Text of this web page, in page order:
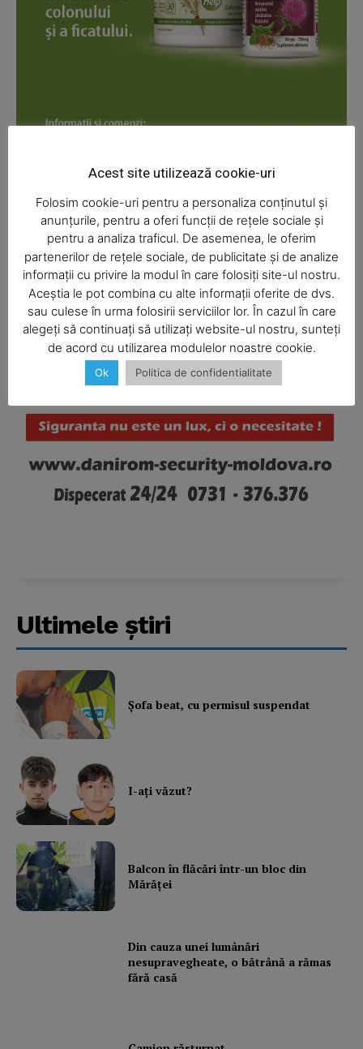
News Week
SUBSCRIBE NOW
Company
About
Contact us
Subscription Plans
My account
Ultimele ştiri
Şofa beat, cu permisul suspendat
I-aţi văzut?
Balcon în flăcări într-un bloc din
Mărăţei
Din cauza unei lumânări
nesupravegheate, o bătrână a rămas
fără casă
Acest site utilizează cookie-uri
Folosim cookie-uri pentru a personaliza conținutul și
anunțurile, pentru a oferi funcții de rețele sociale și
pentru a analiza traficul. De asemenea, le oferim
partenerilor de rețele sociale, de publicitate și de analize
informații cu privire la modul în care folosiți site-ul nostru.
Aceștia le pot combina cu alte informații oferite de dvs.
sau culese în urma folosirii serviciilor lor. În cazul în care
alegeți să continuați să utilizați website-ul nostru, sunteți
de acord cu utilizarea modulelor noastre cookie.
Ok Politica de confidentialitate